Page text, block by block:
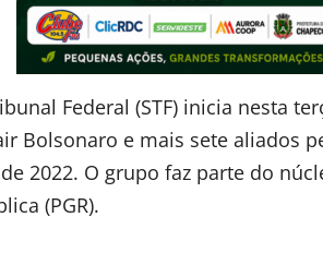
Federal (STF) inicia nesta
Bolsonaro e mais sete aliados
2022. O grupo faz parte do
(PGR).